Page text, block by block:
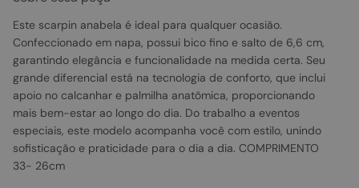
Este scarpin anabela é ideal para qualquer ocasião.
Confeccionado em napa, possui bico fino e salto de 6,6 cm,
garantindo elegância e funcionalidade na medida certa. Seu
grande diferencial está na tecnologia de conforto, que inclui
apoio no calcanhar e palmilha anatômica, proporcionando
mais bem-estar ao longo do dia. Do trabalho a eventos
especiais, este modelo acompanha você com estilo, unindo
sofisticação e praticidade para o dia a dia. COMPRIMENTO
33- 26cm